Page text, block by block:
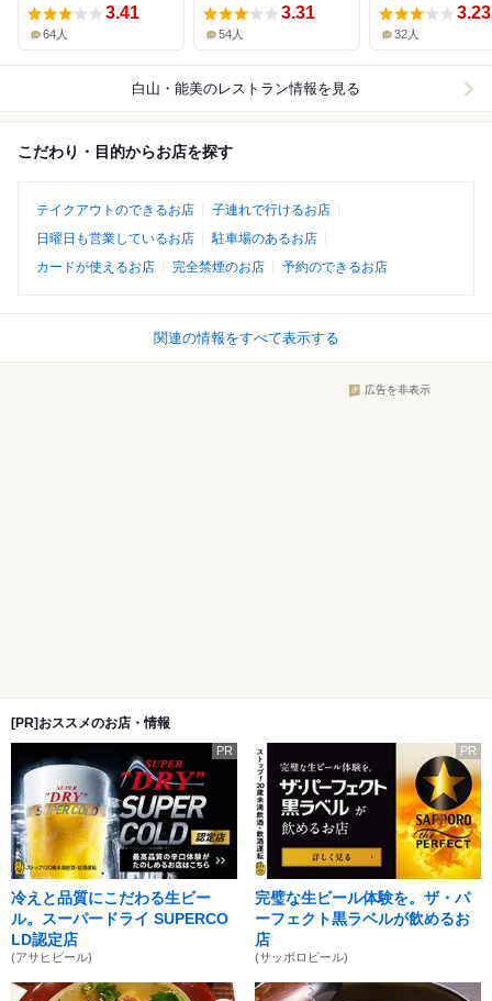
3.41
64人
3.31
54人
3.23
32人
白山・能美のレストラン情報を見る
こだわり・目的からお店を探す
テイクアウトのできるお店
子連れで行けるお店
日曜日も営業しているお店
駐車場のあるお店
カードが使えるお店
完全禁煙のお店 予約のできるお店
関連の情報をすべて表示する
広告を非表示
[PR]おススメのお店・情報
PR
冷えと品質にこだわる生ビー
ル。スーパードライ SUPERCO
LD認定店
(アサヒビール)
PR
完璧な生ビール体験を。ザ・パ
ーフェクト黒ラベルが飲めるお
店
(サッポロビール)